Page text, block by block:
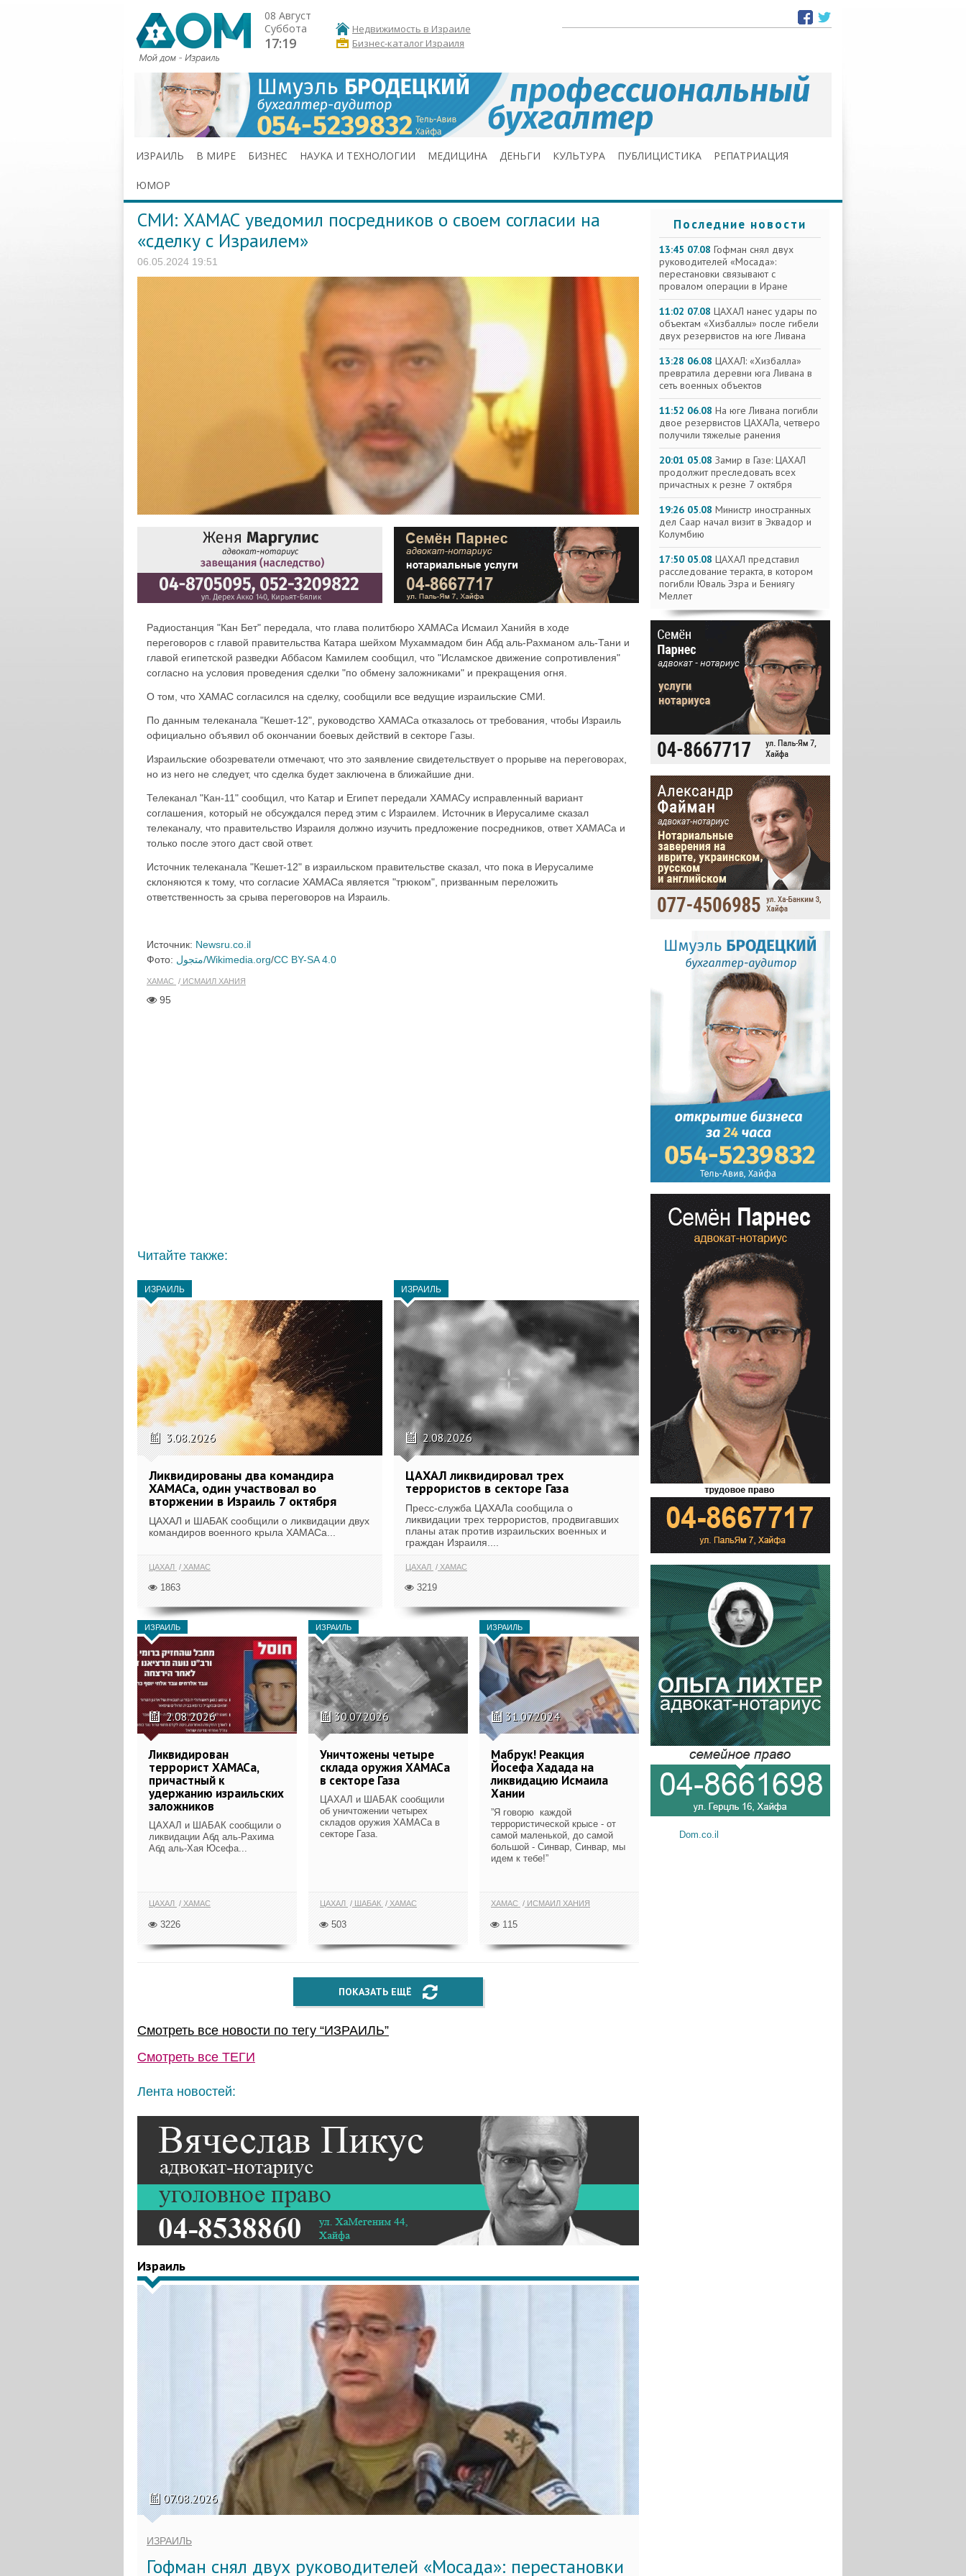
08 Август
Суббота
17:19
Недвижимость в Израиле
Бизнес-каталог Израиля
ИЗРАИЛЬ В МИРЕ БИЗНЕС НАУКА И ТЕХНОЛОГИИ МЕДИЦИНА ДЕНЬГИ КУЛЬТУРА ПУБЛИЦИСТИКА РЕПАТРИАЦИЯ
ЮМОР
СМИ: ХАМАС уведомил посредников о своем согласии на
«сделку с Израилем»
06.05.2024 19:51
Радиостанция "Кан Бет" передала, что глава политбюро ХАМАСа Исмаил Ханийя в ходе
переговоров с главой правительства Катара шейхом Мухаммадом бин Абд аль-Рахманом аль-Тани и
главой египетской разведки Аббасом Камилем сообщил, что "Исламское движение сопротивления"
согласно на условия проведения сделки "по обмену заложниками" и прекращения огня.
О том, что ХАМАС согласился на сделку, сообщили все ведущие израильские СМИ.
По данным телеканала "Кешет-12", руководство ХАМАСа отказалось от требования, чтобы Израиль
официально объявил об окончании боевых действий в секторе Газы.
Израильские обозреватели отмечают, что это заявление свидетельствует о прорыве на переговорах,
но из него не следует, что сделка будет заключена в ближайшие дни.
Телеканал "Кан-11" сообщил, что Катар и Египет передали ХАМАСу исправленный вариант
соглашения, который не обсуждался перед этим с Израилем. Источник в Иерусалиме сказал
телеканалу, что правительство Израиля должно изучить предложение посредников, ответ ХАМАСа и
только после этого даст свой ответ.
Источник телеканала "Кешет-12" в израильском правительстве сказал, что пока в Иерусалиме
склоняются к тому, что согласие ХАМАСа является "трюком", призванным переложить
ответственность за срыва переговоров на Израиль.
Источник: Newsru.co.il
Фото:
متجول/Wikimedia.org/CC BY-SA 4.0
ХАМАС ИСМАИЛ ХАНИЯ
95
Читайте также:
ИЗРАИЛЬ
3.08.2026
Ликвидированы два командира
ХАМАСа, один участвовал во
вторжении в Израиль 7 октября
ЦАХАЛ и ШАБАК сообщили о ликвидации двух
командиров военного крыла ХАМАСа...
ЦАХАЛ ХАМАС
1863
ИЗРАИЛЬ
2.08.2026
ЦАХАЛ ликвидировал трех
террористов в секторе Газа
Пресс-служба ЦАХАЛа сообщила о
ликвидации трех террористов, продвигавших
планы атак против израильских военных и
граждан Израиля....
ЦАХАЛ ХАМАС
3219
ИЗРАИЛЬ
2.08.2026
Ликвидирован
террорист ХАМАСа,
причастный к
удержанию израильских
заложников
ЦАХАЛ и ШАБАК сообщили о
ликвидации Абд аль-Рахима
Абд аль-Хая Юсефа...
ЦАХАЛ ХАМАС
3226
ИЗРАИЛЬ
30.07.2026
Уничтожены четыре
склада оружия ХАМАСа
в секторе Газа
ЦАХАЛ и ШАБАК сообщили
об уничтожении четырех
складов оружия ХАМАСа в
секторе Газа.
ЦАХАЛ ШАБАК ХАМАС
503
ИЗРАИЛЬ
31.07.2024
Мабрук! Реакция
Йосефа Хадада на
ликвидацию Исмаила
Хании
”Я говорю каждой
террористической крысе - от
самой маленькой, до самой
большой - Синвар, Синвар, мы
идем к тебе!”
ХАМАС ИСМАИЛ ХАНИЯ
115
ПОКАЗАТЬ ЕЩЁ
Смотреть все новости по тегу “ИЗРАИЛЬ”
Смотреть все ТЕГИ
Лента новостей:
Израиль
07.08.2026
ИЗРАИЛЬ
Гофман снял двух руководителей «Мосада»: перестановки
Последние новости
13:45 07.08 Гофман снял двух
руководителей «Мосада»:
перестановки связывают с
провалом операции в Иране
11:02 07.08 ЦАХАЛ нанес удары по
объектам «Хизбаллы» после гибели
двух резервистов на юге Ливана
13:28 06.08 ЦАХАЛ: «Хизбалла»
превратила деревни юга Ливана в
сеть военных объектов
11:52 06.08 На юге Ливана погибли
двое резервистов ЦАХАЛа, четверо
получили тяжелые ранения
20:01 05.08 Замир в Газе: ЦАХАЛ
продолжит преследовать всех
причастных к резне 7 октября
19:26 05.08 Министр иностранных
дел Саар начал визит в Эквадор и
Колумбию
17:50 05.08 ЦАХАЛ представил
расследование теракта, в котором
погибли Юваль Эзра и Бениягу
Меллет
Dom.co.il